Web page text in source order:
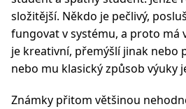
složitější. Někdo je pečlivý,
fungovat v systému, a proto má
je kreativní, přemýšlí jinak nebo
nebo mu klasický způsob výuky
Známky přitom většinou